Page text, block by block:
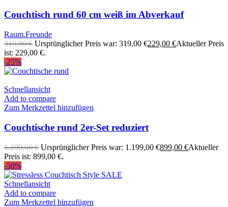
Couchtisch rund 60 cm weiß im Abverkauf
Raum.Freunde
319,00€ Ursprünglicher Preis war: 319,00 €229,00 €Aktueller Preis
ist: 229,00 €.
-25%
Schnellansicht
Add to compare
Zum Merkzettel hinzufügen
Couchtische rund 2er-Set reduziert
1.199,00€ Ursprünglicher Preis war: 1.199,00 €899,00 €Aktueller
Preis ist: 899,00 €.
-50%
Schnellansicht
Add to compare
Zum Merkzettel hinzufügen